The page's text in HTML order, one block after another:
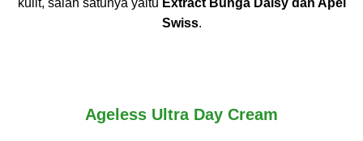
kulit, salah satunya yaitu Extract Bunga Daisy dan Apel
Swiss.
Ageless Ultra Day Cream